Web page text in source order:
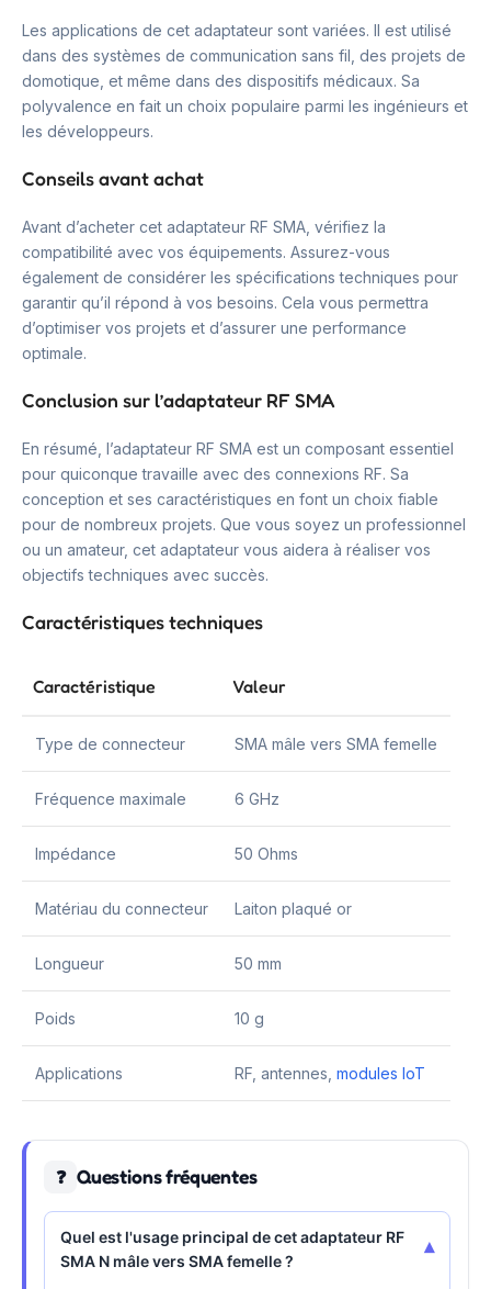
Les applications de cet adaptateur sont variées. Il est utilisé
dans des systèmes de communication sans fil, des projets de
domotique, et même dans des dispositifs médicaux. Sa
polyvalence en fait un choix populaire parmi les ingénieurs et
les développeurs.
Conseils avant achat
Avant d’acheter cet adaptateur RF SMA, vérifiez la
compatibilité avec vos équipements. Assurez-vous
également de considérer les spécifications techniques pour
garantir qu’il répond à vos besoins. Cela vous permettra
d’optimiser vos projets et d’assurer une performance
optimale.
Conclusion sur l’adaptateur RF SMA
En résumé, l’adaptateur RF SMA est un composant essentiel
pour quiconque travaille avec des connexions RF. Sa
conception et ses caractéristiques en font un choix fiable
pour de nombreux projets. Que vous soyez un professionnel
ou un amateur, cet adaptateur vous aidera à réaliser vos
objectifs techniques avec succès.
Caractéristiques techniques
Caractéristique Valeur
Type de connecteur SMA mâle vers SMA femelle
Fréquence maximale 6 GHz
Impédance 50 Ohms
Matériau du connecteur Laiton plaqué or
Longueur 50 mm
Poids 10 g
Applications RF, antennes, modules IoT
❓ Questions fréquentes
Quel est l'usage principal de cet adaptateur RF
SMA N mâle vers SMA femelle ?
▾